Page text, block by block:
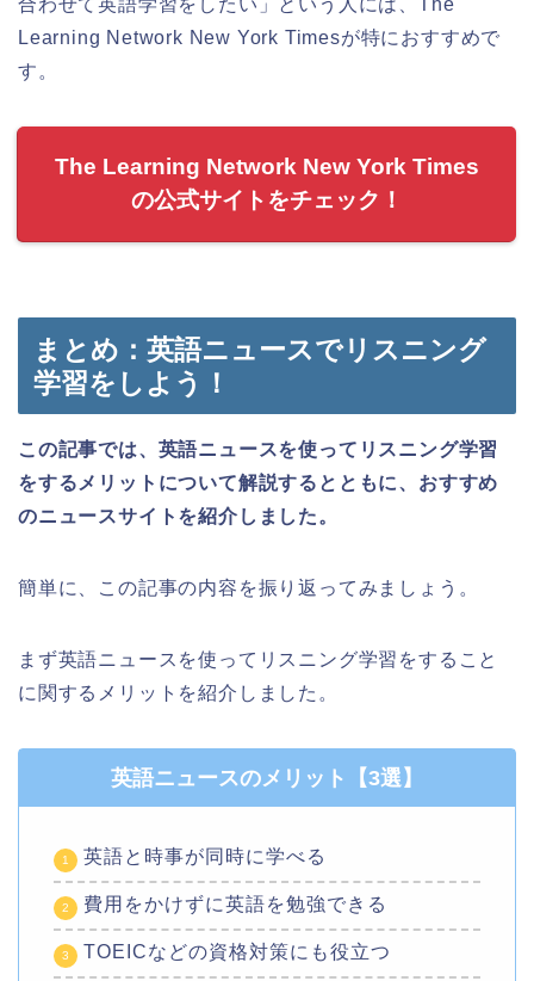
Learning Network New York Timesが特におすすめで
す。
The Learning Network New York Times
の公式サイトをチェック！
まとめ：英語ニュースでリスニング
学習をしよう！
この記事では、英語ニュースを使ってリスニング学習
をするメリットについて解説するとともに、おすすめ
のニュースサイトを紹介しました。
簡単に、この記事の内容を振り返ってみましょう。
まず英語ニュースを使ってリスニング学習をすること
に関するメリットを紹介しました。
英語ニュースのメリット【3選】
英語と時事が同時に学べる
費用をかけずに英語を勉強できる
TOEICなどの資格対策にも役立つ